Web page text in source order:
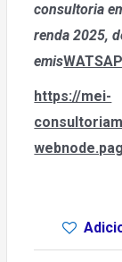
consultoria
renda 2025,
emis
https://mei-